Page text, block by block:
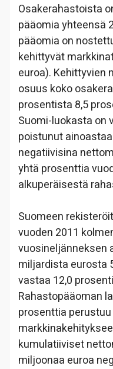
Osakerahastoista
pääomia yhteensä
pääomia on
kehittyvät
euroa). Kehittyvien
osuus koko
prosentista 8,5
Suomi-luokasta on
poistunut
negatiivisina
yhtä prosenttia
alkuperäisestä
Suomeen
vuoden 2011
vuosineljänneksen
miljardista eurosta
vastaa 12,0
Rahastopääoman
prosenttia
kumulatiiviset
miljoonaa euroa